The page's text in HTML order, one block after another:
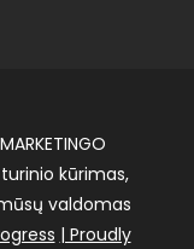
turinio kūrimas,
valdomas
| Proudly